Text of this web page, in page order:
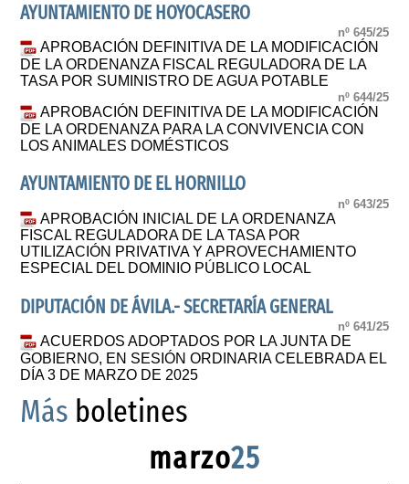
AYUNTAMIENTO DE HOYOCASERO
nº 645/25
APROBACIÓN DEFINITIVA DE LA MODIFICACIÓN
DE LA ORDENANZA FISCAL REGULADORA DE LA
TASA POR SUMINISTRO DE AGUA POTABLE
nº 644/25
APROBACIÓN DEFINITIVA DE LA MODIFICACIÓN
DE LA ORDENANZA PARA LA CONVIVENCIA CON
LOS ANIMALES DOMÉSTICOS
AYUNTAMIENTO DE EL HORNILLO
nº 643/25
APROBACIÓN INICIAL DE LA ORDENANZA
FISCAL REGULADORA DE LA TASA POR
UTILIZACIÓN PRIVATIVA Y APROVECHAMIENTO
ESPECIAL DEL DOMINIO PÚBLICO LOCAL
DIPUTACIÓN DE ÁVILA.- SECRETARÍA GENERAL
nº 641/25
ACUERDOS ADOPTADOS POR LA JUNTA DE
GOBIERNO, EN SESIÓN ORDINARIA CELEBRADA EL
DÍA 3 DE MARZO DE 2025
Más boletines
marzo25